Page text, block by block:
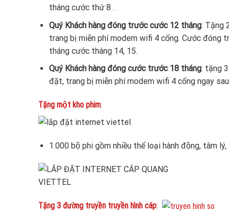
tháng cước thứ 8 .
Quý Khách hàng đóng trước cước 12 tháng: Tặng
trang bị miễn phí modem wifi 4 cổng. Cước
tháng cước tháng 14, 15.
Quý Khách hàng đóng cước trước 18 tháng: tặng
đặt, trang bị miễn phí modem wifi 4 cổng ngay
Tặng một kho phim:
1.000 bộ phi gồm nhiều thể loại hành động, tâm
Tặng 3 đường truyền truyền hình cáp: